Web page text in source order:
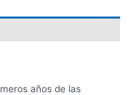
años de las